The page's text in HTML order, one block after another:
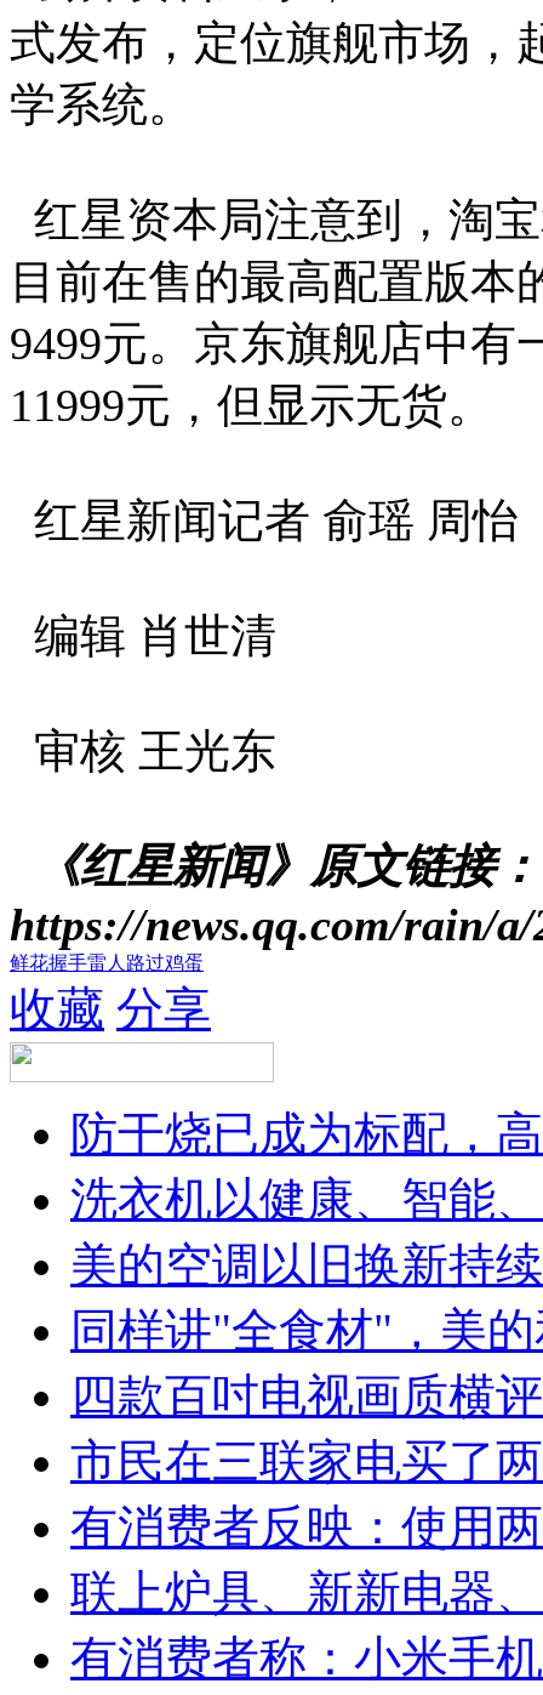
式发布，定位旗舰市场，
学系统。
红星资本局注意到，淘
目前在售的最高配置版本
9499元。京东旗舰店中
11999元，但显示无货。
红星新闻记者 俞瑶 周怡
编辑 肖世清
审核 王光东
《红星新闻》原文链接：
https://news.qq.com/rain/
鲜花握手雷人 路过鸡蛋
收藏 分享
防干烧已成为标配，
洗衣机以健康、智能
美的空调以旧换新持
同样讲"全食材"，美
四款百吋电视画质横
市民在三联家电买了
有消费者反映：使用
联上炉具、新新电器
有消费者称：小米手